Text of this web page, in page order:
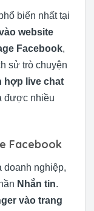
biến nhất tại
website
Facebook,
sử trò chuyện
hợp live chat
được nhiều
Facebook
doanh nghiệp,
Nhắn tin.
vào trang